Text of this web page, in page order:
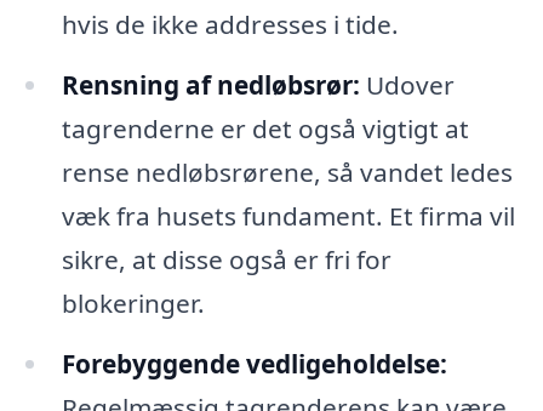
hvis de ikke addresses i tide.
Rensning af nedløbsrør: Udover
tagrenderne er det også vigtigt at
rense nedløbsrørene, så vandet ledes
væk fra husets fundament. Et firma vil
sikre, at disse også er fri for
blokeringer.
Forebyggende vedligeholdelse: